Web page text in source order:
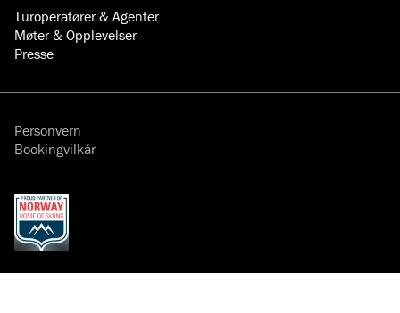
Turoperatører & Agenter
Møter & Opplevelser
Presse
Personvern
Bookingvilkår